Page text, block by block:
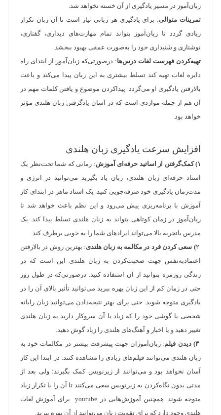
زبان‌آموز در مسیر یادگیری از آن خسته نخواهد شد.
تمرینات متوالی: برای یادگیری هر زبانی نیاز است تا آن زبان تکرار
زیادی گردد تا زبان‌آموز بتواند تمام مهارت‌های دیداری، گفتاری،
نوشتاری و شنیداری خود را به‌صورت عمقی بهبود ببخشد.
تهیه‌کردن فهرست لغات درس‌ها: درصورتی‌که زبان‌آموز از ابتدای راه
دایره لغات تهیه کند تسلط بیشتری به این زبان پیدا می‌کند و باعث
بالارفتن یادگیری او می‌گردد. پیداکردن موضوع و یافتن کلمات مهم در
آن هم از جمله مواردی است که در آسان یادگرفتن زبان هلندی مؤثر
خواهد بود.
افزایش سرعت یادگیری زبان هلندی
۱) کمک‌گرفتن از اساتید حرفه‌ای آموزش
: زمانی که شما تحت‌نظر یک
استاد حرفه‌ای زبان هلندی‌، زبان یاد بگیرید می‌توانید در انرژی و
مدت‌زمان یادگیری خود صرفه‌جویی کنید. یک استاد ماهر در ابتدای کار
آموزش با برنامه‌ریزی پیش می‌رود و این نظم باعث خواهد شد تا
زبان‌آموز در زمان کوتاهی بتواند به زبان هلندی تسلط پیدا کند. یک
مدرس باتجربه بالا می‌تواند ایرادهای شما را به خوبی برطرف کند.
۲ ) سعی کردن فرد در مکالمه به زبان هلندی: بهترین روش در بالارفتن
اعتمادبه‌نفس جهت صحبت‌کردن به زبان هلندی این است که در
زندگی روزمره بتوانید از آن استفاده کنید. درصورتی‌که در طول روز
حتی در زمان کم از این زبان بهره ببرید می‌توانید تأثیر بالای آن را در
یادگیری متوجه شوید. حتی برای بهتر نتیجه‌دادن می‌توانید زبان رایانه
شخصی یا گوشی خود را که زیاد با آن سروکار دارید به زبان هلندی
تغییر دهید و یا اخبار و آهنگ‌های هلندی را زیاد گوش دهید.
۳) دیدن فیلم
: زبان‌آموزان جهت پیشرفت بیشتر در مکالمات خود به
زبان هلندی می‌توانند فیلم‌های زیادی را مشاهده کنند. در ابتدا این کار
آسان نخواهد بود و می‌توانند از زیرنویس کمک بگیرند؛ ولی بعد از
مدتی بدون نگاه‌کردن به زیرنویس سعی می‌کنند تا آن را با تکرار زیاد
متوجه شوند. همچنین آموزش‌هایی در youtube برای آموزش لغات
هلندی وجود دارد که برای تقویت زبان می‌توانید از آن بهره ببرید.